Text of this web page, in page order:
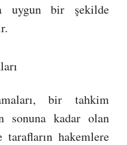
uygun bir şekilde
bir tahkim
sonuna kadar olan
hakemlere